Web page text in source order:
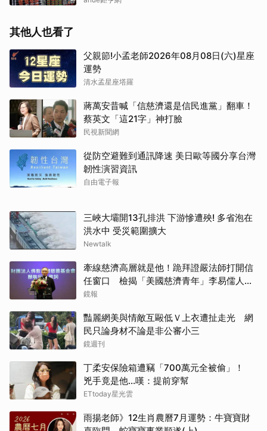
其他人也看了
父親節!小孟老師2026年08月08日(六)星座
運勢
清水孟星座塔羅
蔣萬安昔喊「信慈濟還是信民進黨」翻車！
蔡英文「這21字」神打臉
民視新聞網
從防空避難到通訊降速 美日歐等國分享台灣
韌性演習資訊
自由電子報
三峽大壩開13孔排洪 下游慘遭殃! 多省泡在
洪水中 受災範圍擴大
Newtalk
牽線慈濟高層就是他！跪拜證嚴法師打開信
任窗口 檢揭「美國慈濟青年」李易儒人脈
網絡
鏡報
豔麗網美與情敵互毆低Ｖ上衣遭扯走光 網
民只論身材不論是非公審小三
鏡週刊
丁柔安保險箱遭竊「700萬元全被偷」！
兇手竟是他...嘆：提前穿幫
ETtoday星光雲
雨揚老師》12生肖農曆7月運勢：牛寶寶財
取消